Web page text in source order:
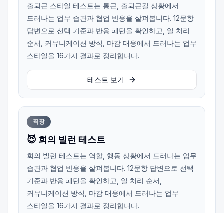
출퇴근 스타일 테스트는 통근, 출퇴근길 상황에서
드러나는 업무 습관과 협업 반응을 살펴봅니다. 12문항
답변으로 선택 기준과 반응 패턴을 확인하고, 일 처리
순서, 커뮤니케이션 방식, 마감 대응에서 드러나는 업무
스타일을 16가지 결과로 정리합니다.
테스트 보기
직장
😈 회의 빌런 테스트
회의 빌런 테스트는 역할, 행동 상황에서 드러나는 업무
습관과 협업 반응을 살펴봅니다. 12문항 답변으로 선택
기준과 반응 패턴을 확인하고, 일 처리 순서,
커뮤니케이션 방식, 마감 대응에서 드러나는 업무
스타일을 16가지 결과로 정리합니다.